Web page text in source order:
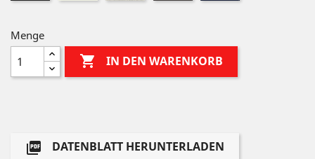
Menge
 IN DEN WARENKORB

DATENBLATT HERUNTERLADEN